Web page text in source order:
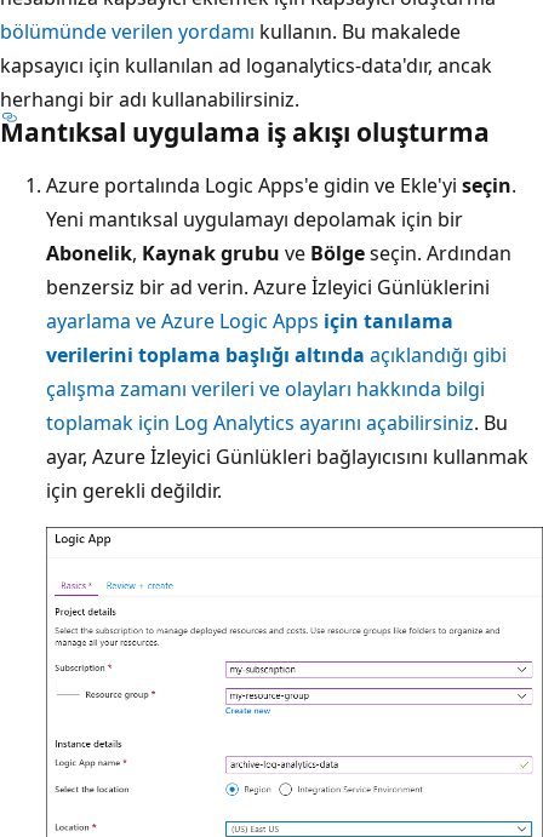
bölümünde verilen yordamı kullanın. Bu makalede
kapsayıcı için kullanılan ad loganalytics-data'dır, ancak
herhangi bir adı kullanabilirsiniz.
Mantıksal uygulama iş akışı oluşturma
Azure portalında Logic Apps'e gidin ve Ekle'yi seçin.
Yeni mantıksal uygulamayı depolamak için bir
Abonelik, Kaynak grubu ve Bölgeseçin. Ardından
benzersiz bir ad verin. Azure İzleyici Günlüklerini
ayarlama ve Azure Logic Apps için tanılama
verilerini toplama başlığı altında açıklandığı gibi
çalışma zamanı verileri ve olayları hakkında bilgi
toplamak için Log Analytics ayarını açabilirsiniz. Bu
ayar, Azure İzleyici Günlükleri bağlayıcısını kullanmak
için gerekli değildir.